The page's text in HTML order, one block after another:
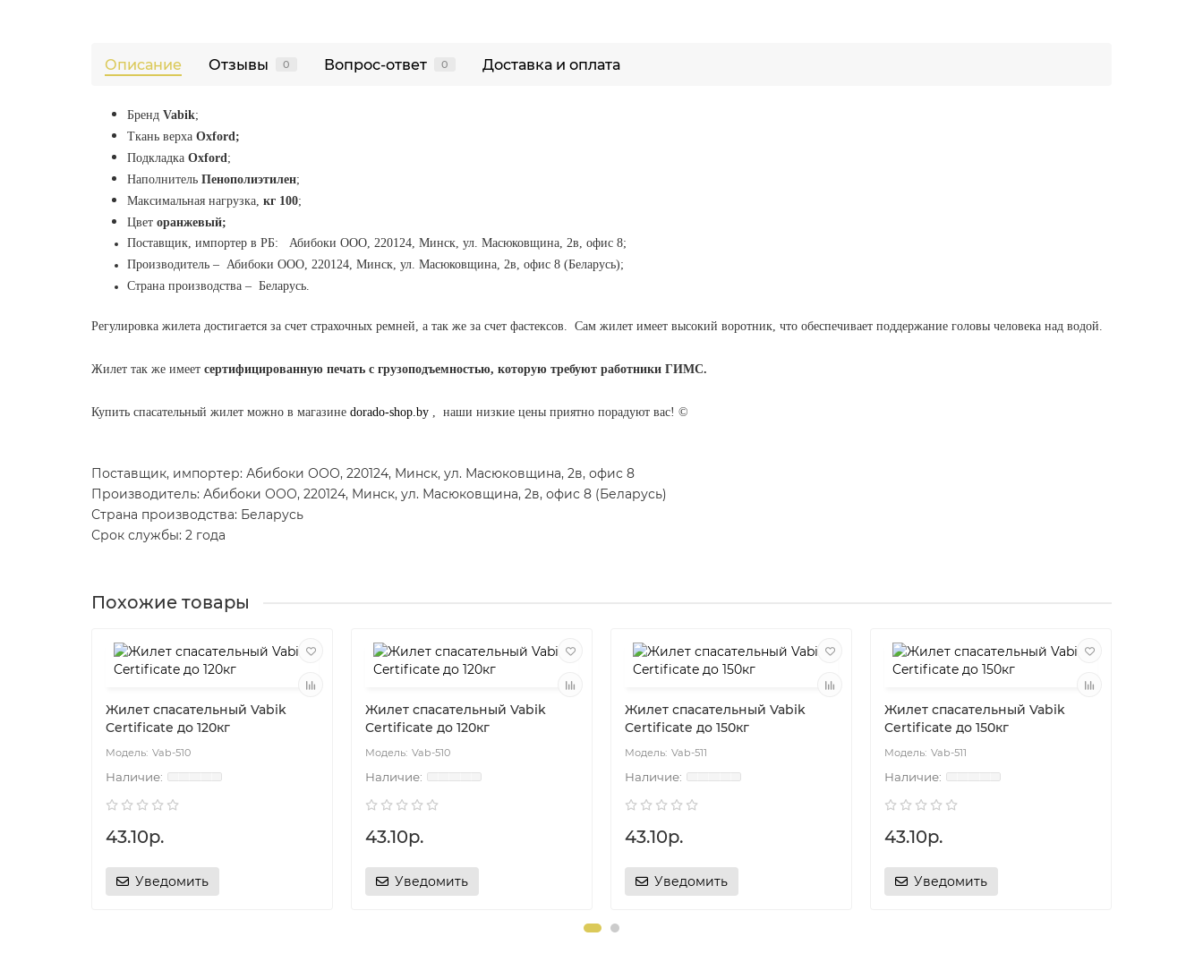
Описание Отзывы 0 Вопрос-ответ 0 Доставка и оплата
Бренд Vabik;
Ткань верха Oxford;
Подкладка Oxford;
Наполнитель Пенополиэтилен;
Максимальная нагрузка, кг 100;
Цвет оранжевый;
Поставщик, импортер в РБ:
Абибоки ООО, 220124, Минск, ул. Масюковщина, 2в, офис 8;
Производитель – Абибоки ООО, 220124, Минск, ул. Масюковщина, 2в, офис 8 (Беларусь);
Страна производства – Беларусь.
Регулировка жилета достигается за счет страхочных ремней, а так же за счет фастексов. Сам жилет имеет высокий воротник, что обеспечивает поддержание головы человека над водой.
Жилет так же имеет сертифицированную печать с грузоподъемностью, которую требуют работники ГИМС.
Купить спасательный жилет можно в магазине dorado-shop.by , наши низкие цены приятно порадуют вас! ©
Поставщик, импортер: Абибоки ООО, 220124, Минск, ул. Масюковщина, 2в, офис 8
Производитель: Абибоки ООО, 220124, Минск, ул. Масюковщина, 2в, офис 8 (Беларусь)
Страна производства: Беларусь
Срок службы: 2 года
Похожие товары
Жилет спасательный Vabik
Certificate до 120кг
Vab-510
43.10р.
Уведомить
Жилет спасательный Vabik
Certificate до 120кг
Vab-510
43.10р.
Уведомить
Жилет спасательный Vabik
Certificate до 150кг
Vab-511
43.10р.
Уведомить
Жилет спасательный Vabik
Certificate до 150кг
Vab-511
43.10р.
Уведомить